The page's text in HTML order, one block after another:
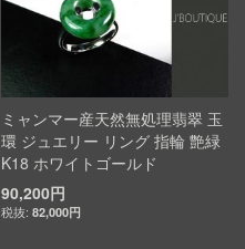
ミャンマー産天然無処理翡翠 玉
環 ジュエリー リング 指輪 艶緑
K18 ホワイトゴールド
90,200円
82,000円